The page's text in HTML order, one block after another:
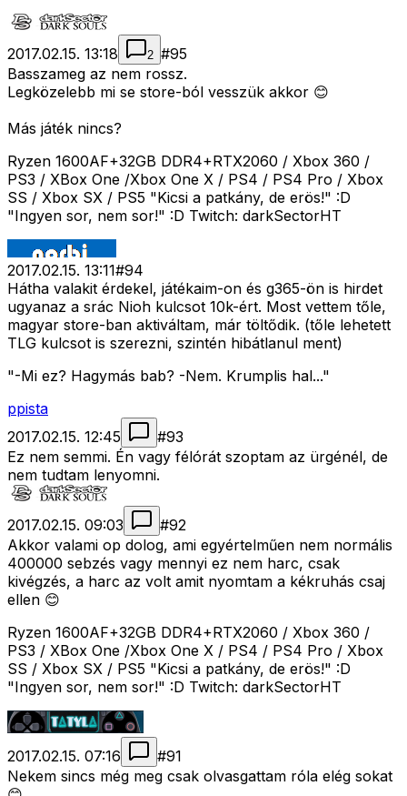
2017.02.15. 13:18 2 #95
Basszameg az nem rossz.
Legközelebb mi se store-ból vesszük akkor 😊
Más játék nincs?
Ryzen 1600AF+32GB DDR4+RTX2060 / Xbox 360 /
PS3 / XBox One /Xbox One X / PS4 / PS4 Pro / Xbox
SS / Xbox SX / PS5 "Kicsi a patkány, de erös!" :D
"Ingyen sor, nem sor!" :D Twitch: darkSectorHT
2017.02.15. 13:11#94
Hátha valakit érdekel, játékaim-on és g365-ön is hirdet
ugyanaz a srác Nioh kulcsot 10k-ért. Most vettem tőle,
magyar store-ban aktiváltam, már töltődik. (tőle lehetett
TLG kulcsot is szerezni, szintén hibátlanul ment)
"-Mi ez? Hagymás bab? -Nem. Krumplis hal..."
ppista
2017.02.15. 12:45
#93
Ez nem semmi. Én vagy félórát szoptam az ürgénél, de
nem tudtam lenyomni.
2017.02.15. 09:03 #92
Akkor valami op dolog, ami egyértelműen nem normális
400000 sebzés vagy mennyi ez nem harc, csak
kivégzés, a harc az volt amit nyomtam a kékruhás csaj
ellen 😊
Ryzen 1600AF+32GB DDR4+RTX2060 / Xbox 360 /
PS3 / XBox One /Xbox One X / PS4 / PS4 Pro / Xbox
SS / Xbox SX / PS5 "Kicsi a patkány, de erös!" :D
"Ingyen sor, nem sor!" :D Twitch: darkSectorHT
2017.02.15. 07:16 #91
Nekem sincs még meg csak olvasgattam róla elég sokat